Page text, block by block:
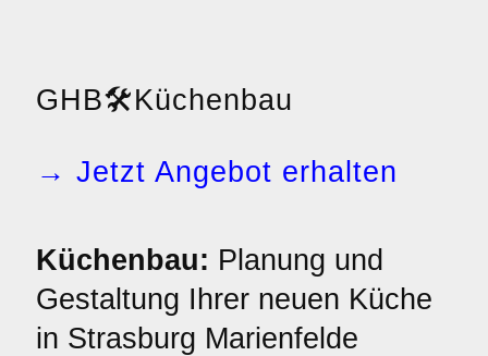
GHB🛠️Küchenbau
→ Jetzt Angebot erhalten
Küchenbau: Planung und
Gestaltung Ihrer neuen Küche
in Strasburg Marienfelde